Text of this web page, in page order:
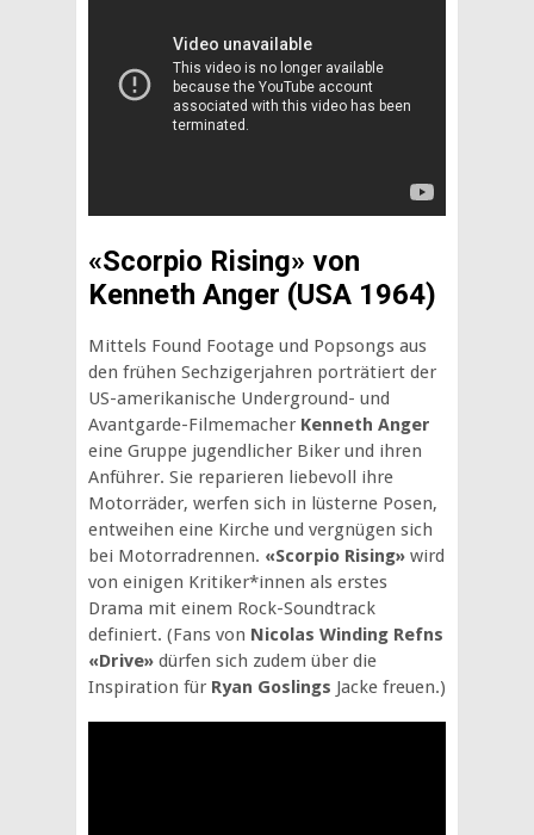
«Scorpio Rising» von
Kenneth Anger (USA 1964)
Mittels Found Footage und Popsongs aus
den frühen Sechzigerjahren porträtiert der
US-amerikanische Underground- und
Avantgarde-Filmemacher Kenneth Anger
eine Gruppe jugendlicher Biker und ihren
Anführer. Sie reparieren liebevoll ihre
Motorräder, werfen sich in lüsterne Posen,
entweihen eine Kirche und vergnügen sich
bei Motorradrennen. «Scorpio Rising» wird
von einigen Kritiker*innen als erstes
Drama mit einem Rock-Soundtrack
definiert. (Fans von Nicolas Winding Refns
«Drive» dürfen sich zudem über die
Inspiration für Ryan Goslings Jacke freuen.)